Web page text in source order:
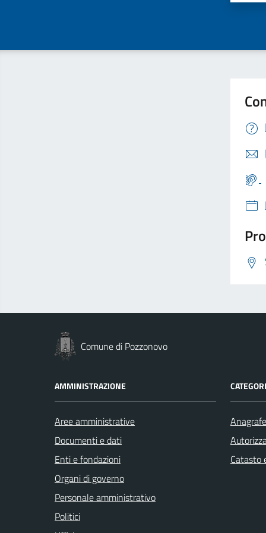
Comune di Pozzonovo
AMMINISTRAZIONE
Aree amministrative
Documenti e dati
Enti e fondazioni
Organi di governo
Personale amministrativo
Politici
Catasto